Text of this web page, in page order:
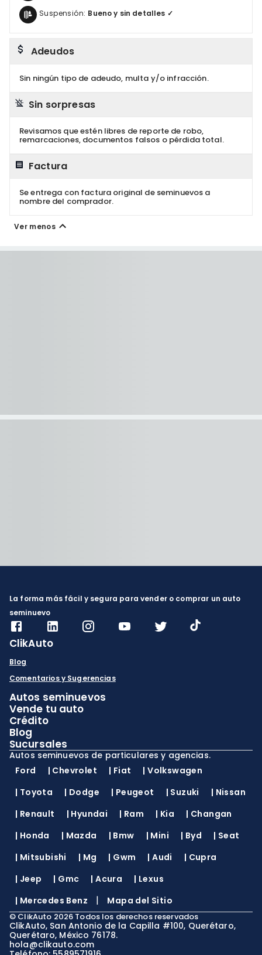
Suspensión: Bueno y sin detalles ✓
Adeudos
Sin ningún tipo de adeudo, multa y/o infracción.
Sin sorpresas
Revisamos que estén libres de reporte de robo,
remarcaciones, documentos falsos o pérdida total.
Factura
Se entrega con factura original de seminuevos a
nombre del comprador.
Ver menos
La forma más fácil y segura para vender o comprar un auto
seminuevo
ClikAuto
Blog
Comentarios y Sugerencias
Autos seminuevos
Vende tu auto
Crédito
Blog
Sucursales
Autos seminuevos de particulares y agencias.
Ford
| Chevrolet | Fiat |Volkswagen
| Toyota | Dodge | Peugeot | Suzuki | Nissan
| Renault | Hyundai | Ram | Kia | Changan
| Honda | Mazda | Bmw | Mini | Byd | Seat
| Mitsubishi | Mg | Gwm |Audi | Cupra
| Jeep | Gmc |Acura | Lexus
| Mercedes Benz | Mapa del Sitio
© ClikAuto 2026 Todos los derechos reservados
ClikAuto, San Antonio de la Capilla #100, Querétaro,
Querétaro, México 76178.
hola@clikauto.com